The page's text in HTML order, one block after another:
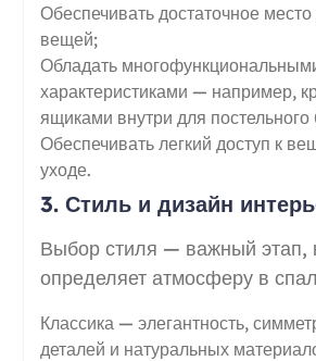
Обеспечивать достаточное
вещей;
Обладать
характеристиками — например,
ящиками внутри для постельного
Обеспечивать легкий доступ к
уходе.
3. Стиль и дизайн
Выбор стиля — важный этап,
определяет атмосферу в
Классика — элегантность,
деталей и натуральных